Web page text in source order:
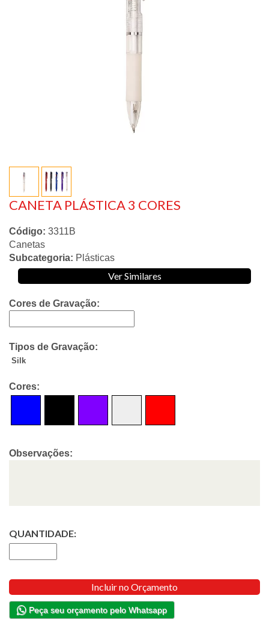
CANETA PLÁSTICA 3 CORES
Código: 3311B
Canetas
Subcategoria: Plásticas
Ver Similares
Cores de Gravação:
Tipos de Gravação:
Silk
Cores:
Observações:
QUANTIDADE:
Incluir no Orçamento
Peça seu orçamento pelo Whatsapp